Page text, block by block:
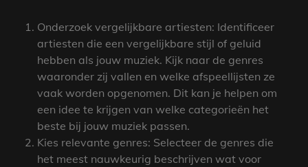
Onderzoek vergelijkbare artiesten: Identificeer
artiesten die een vergelijkbare stijl of geluid
hebben als jouw muziek. Kijk naar de genres
waaronder zij vallen en welke afspeellijsten ze
vaak worden opgenomen. Dit kan je helpen om
een idee te krijgen van welke categorieën het
beste bij jouw muziek passen.
Kies relevante genres: Selecteer de genres die
het meest nauwkeurig beschrijven wat voor